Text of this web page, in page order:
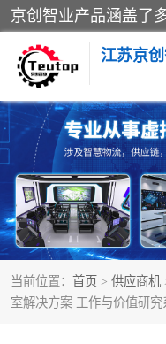
江苏京
当前位置： 首页 > 供应商机
室解决方案 工作与价值研究
VR物流实训
生产系统仿真
供应链管理
智慧零售实训